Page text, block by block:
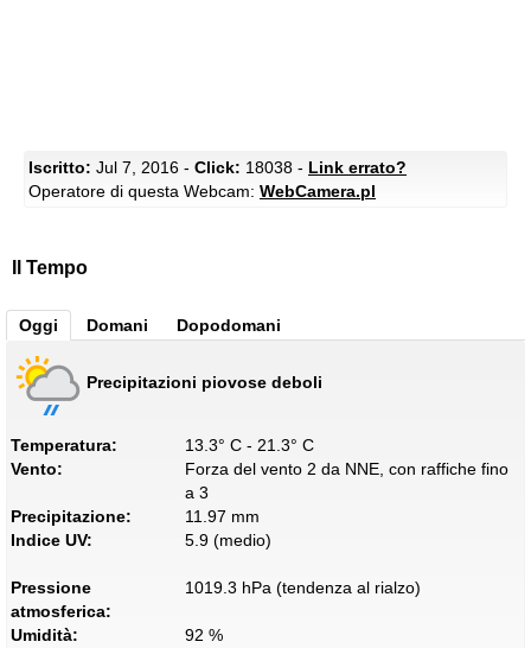
Iscritto: Jul 7, 2016 - Click: 18038 - Link errato?
Operatore di questa Webcam: WebCamera.pl
Il Tempo
Oggi Domani Dopodomani
Precipitazioni piovose deboli
Temperatura:
13.3° C - 21.3° C
Vento:
Forza del vento 2 da NNE, con raffiche fino
a 3
Precipitazione:
11.97 mm
Indice UV:
5.9 (medio)
Pressione
atmosferica:
1019.3 hPa (tendenza al rialzo)
Umidità:
92 %